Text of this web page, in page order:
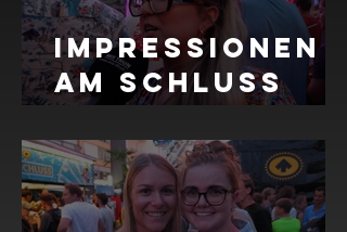
IMPRESSIONEN
AM SCHLUSS
2026